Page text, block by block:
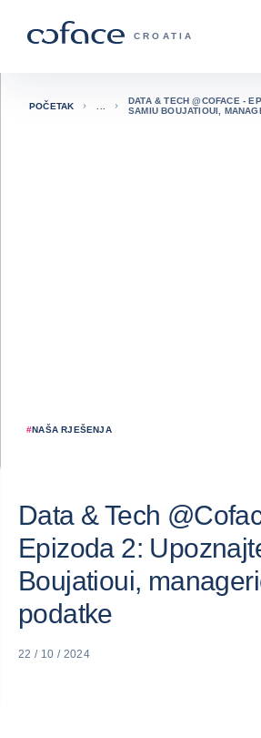
COFACE FOR
CROATIA
Povratak na početnu stranicu
#NAŠA RJEŠENJA
POČETAK
DATA & TECH @COFACE -
SAMIU BOUJATIOUI,
Data & Tech
Epizoda 2:
Boujatioui,
podatke
22 / 10 / 2024